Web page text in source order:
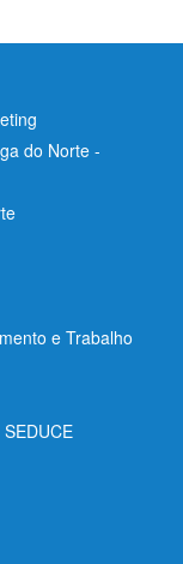
do Norte -
e Trabalho